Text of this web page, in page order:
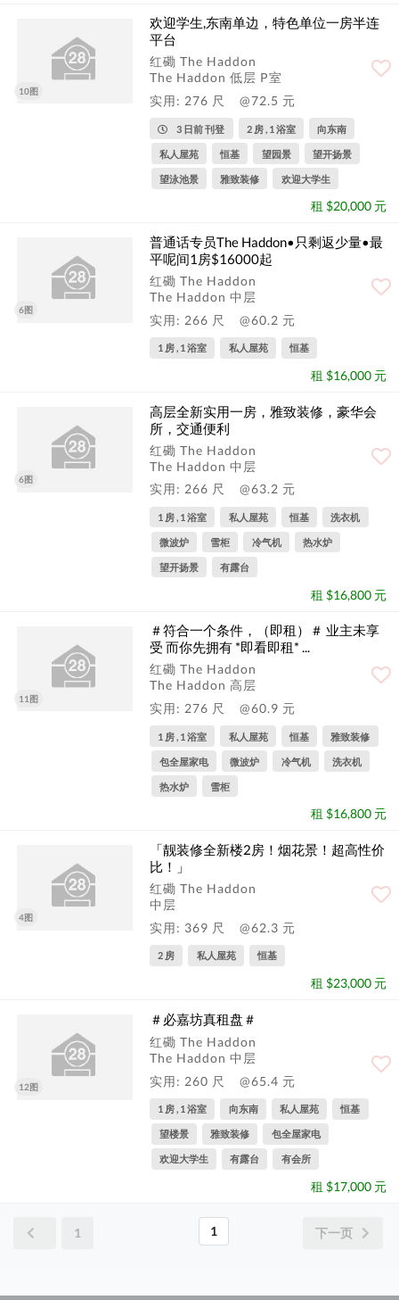
10图
欢迎学生,东南单边，特色单位一房半连
平台
红磡 The Haddon
The Haddon 低层 P室
实用: 276 尺
@72.5 元
3 日前 刊登 2 房 , 1 浴室 向东南
私人屋苑 恒基 望园景 望开扬景
望泳池景 雅致装修 欢迎大学生
租 $20,000 元
6图
普通话专员The Haddon•只剩返少量•最
平呢间1房$16000起
红磡 The Haddon
The Haddon 中层
实用: 266 尺
@60.2 元
1 房 , 1 浴室 私人屋苑 恒基
租 $16,000 元
6图
高层全新实用一房，雅致装修，豪华会
所，交通便利
红磡 The Haddon
The Haddon 中层
实用: 266 尺
@63.2 元
1 房 , 1 浴室 私人屋苑 恒基 洗衣机
微波炉 雪柜 冷气机 热水炉
望开扬景 有露台
租 $16,800 元
11图
＃符合一个条件，（即租）＃ 业主未享
受 而你先拥有 *即看即租* ...
红磡 The Haddon
The Haddon 高层
实用: 276 尺
@60.9 元
1 房 , 1 浴室 私人屋苑 恒基 雅致装修
包全屋家电 微波炉 冷气机 洗衣机
热水炉 雪柜
租 $16,800 元
4图
「靓装修全新楼2房！烟花景！超高性价
比！」
红磡 The Haddon
中层
实用: 369 尺
@62.3 元
2 房 私人屋苑 恒基
租 $23,000 元
12图
＃必嘉坊真租盘＃
红磡 The Haddon
The Haddon 中层
实用: 260 尺
@65.4 元
1 房 , 1 浴室 向东南 私人屋苑 恒基
望楼景 雅致装修 包全屋家电
欢迎大学生 有露台 有会所
租 $17,000 元
1 1 下一页